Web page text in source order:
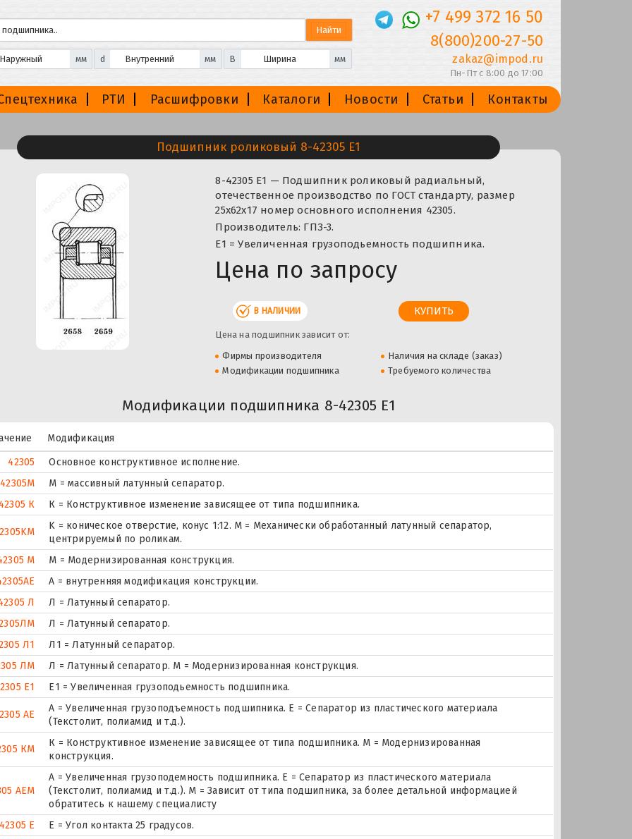
мм d мм B мм
+7 499 372 16 50
8(800)200-27-50
zakaz@impod.ru
Пн-Пт с 8:00 до 17:00
РТИ Расшифровки Каталоги Новости Статьи Контакты
Подшипник роликовый 8-42305 Е1
8-42305 Е1 — Подшипник роликовый радиальный,
отечественное производство по ГОСТ стандарту, размер
25x62x17 номер основного исполнения 42305.
Производитель: ГПЗ-3.
E1 = Увеличенная грузоподьемность подшипника.
Цена по запросу
В НАЛИЧИИ
Цена на подшипник зависит от:
Фирмы производителя
Наличия на складе (заказ)
Модификации подшипника
Требуемого количества
Модификации подшипника 8-42305 Е1
Модификация
42305
Основное конструктивное исполнение.
42305M
M = массивный латунный сепаратор.
42305 К
К = Конструктивное изменение зависящее от типа подшипника.
K = коническое отверстие, конус 1:12. М = Механически обработанный латунный сепаратор,
центрируемый по роликам.
М
М = Модернизированная конструкция.
A = внутренняя модификация конструкции.
Л
Л = Латунный сепаратор.
Л = Латунный сепаратор.
Л1
Л1 = Латунный сепаратор.
ЛМ
Л = Латунный сепаратор. М = Модернизированная конструкция.
Е1
E1 = Увеличенная грузоподьемность подшипника.
АЕ
А = Увеличенная грузоподъемность подшипника. Е = Сепаратор из пластического материала
(Текстолит, полиамид и т.д.).
КМ
К = Конструктивное изменение зависящее от типа подшипника. М = Модернизированная
конструкция.
АЕМ
А = Увеличенная грузоподемность подшипника. Е = Сепаратор из пластического материала
(Текстолит, полиамид и т.д.). М = Зависит от типа подшипника, за более детальной информацией
обратитесь к нашему специалисту
Е
E = Угол контакта 25 градусов.